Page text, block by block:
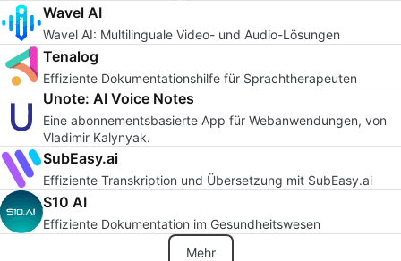
Wavel AI
Wavel AI: Multilinguale Video- und Audio-Lösungen
Tenalog
Effiziente Dokumentationshilfe für Sprachtherapeuten
Unote: AI Voice Notes
Eine abonnementsbasierte App für Webanwendungen, von
Vladimir Kalynyak.
SubEasy.ai
Effiziente Transkription und Übersetzung mit SubEasy.ai
S10 AI
Effiziente Dokumentation im Gesundheitswesen
Mehr